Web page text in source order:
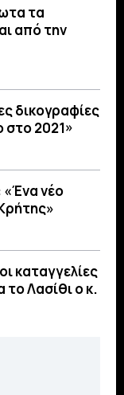
τα
από την
δικογραφίες
στο 2021»
«Ένα νέο
καταγγελίες
το Λασίθι ο κ.